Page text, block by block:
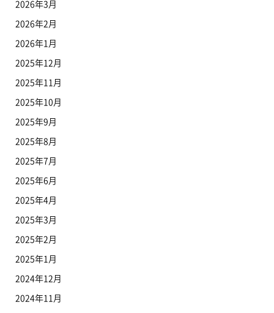
2026年3月
2026年2月
2026年1月
2025年12月
2025年11月
2025年10月
2025年9月
2025年8月
2025年7月
2025年6月
2025年4月
2025年3月
2025年2月
2025年1月
2024年12月
2024年11月